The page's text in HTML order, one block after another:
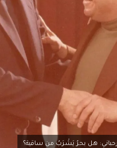
هل بحرٌ يَشْرَبُ من ساقية؟